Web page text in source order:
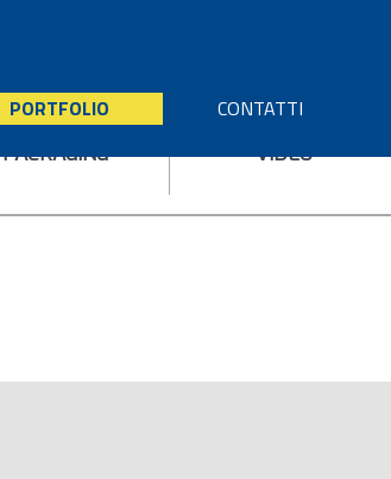
PORTFOLIO CONTATTI
PACKAGING VIDEO